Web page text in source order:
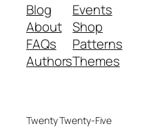
Blog
About
FAQs
Authors
Events
Shop
Patterns
Themes
Twenty Twenty-Five